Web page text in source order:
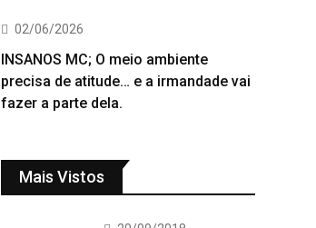
02/06/2026
INSANOS MC; O meio ambiente
precisa de atitude… e a irmandade vai
fazer a parte dela.
Mais Vistos